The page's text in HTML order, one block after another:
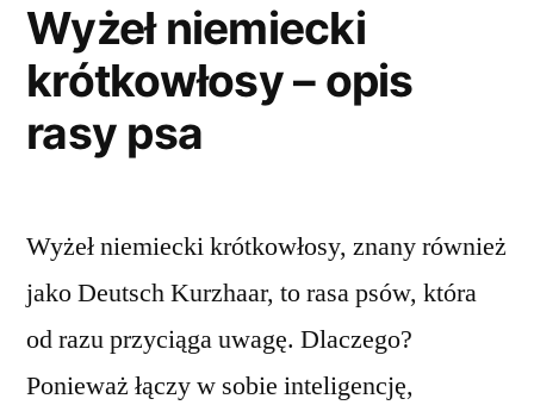
Wyżeł niemiecki
krótkowłosy – opis
rasy psa
Wyżeł niemiecki krótkowłosy, znany również
jako Deutsch Kurzhaar, to rasa psów, która
od razu przyciąga uwagę. Dlaczego?
Ponieważ łączy w sobie inteligencję,